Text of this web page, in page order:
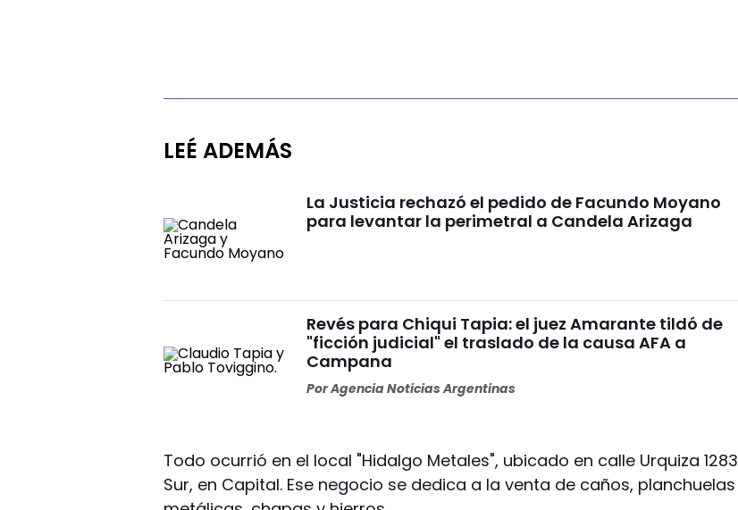
LEÉ ADEMÁS
La Justicia rechazó el pedido de Facundo Moyano
para levantar la perimetral a Candela Arizaga
Revés para Chiqui Tapia: el juez Amarante tildó de
"ficción judicial" el traslado de la causa AFA a
Campana
PorAgencia Noticias Argentinas
Todo ocurrió en el local "Hidalgo Metales", ubicado en calle Urquiza 1283
Sur, en Capital. Ese negocio se dedica a la venta de caños, planchuelas